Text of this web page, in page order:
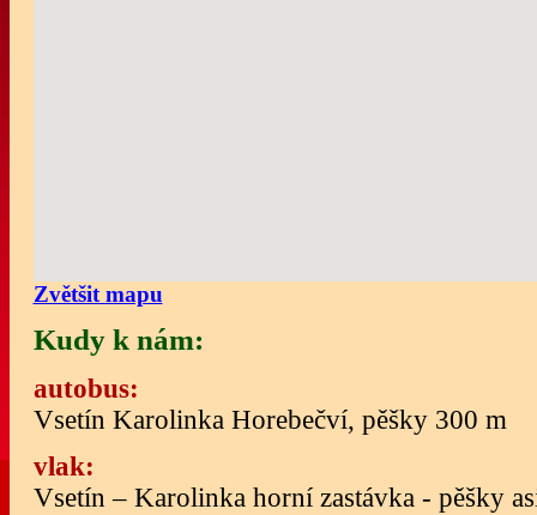
Zvětšit mapu
Kudy k nám:
autobus:
Vsetín Karolinka Horebečví, pěšky 300 m
vlak:
Vsetín – Karolinka horní zastávka - pěšky